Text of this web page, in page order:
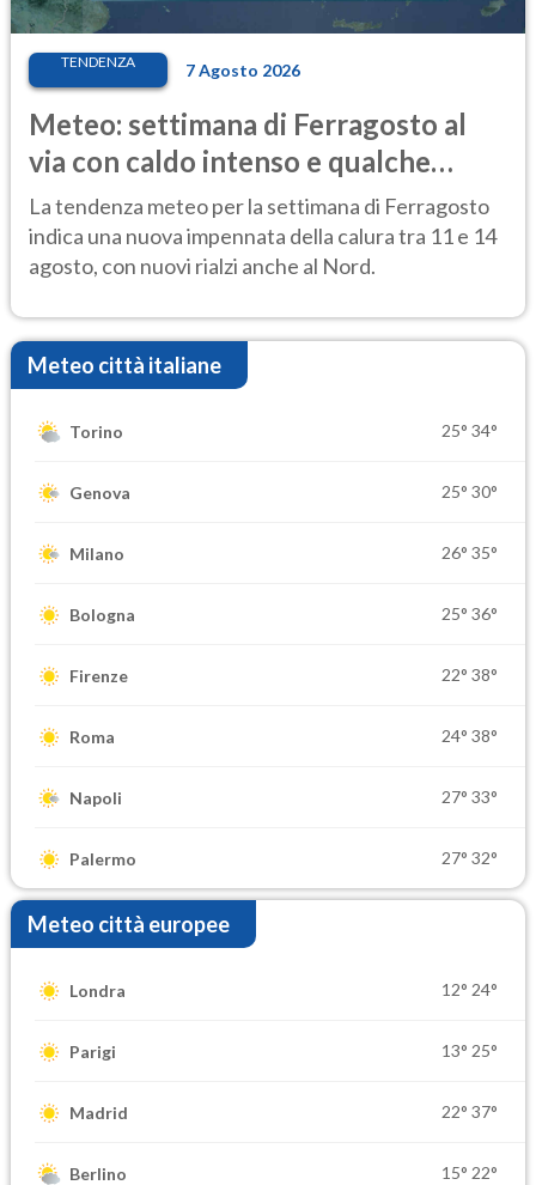
TENDENZA 7 Agosto 2026
Meteo: settimana di Ferragosto al
via con caldo intenso e qualche
temporale
La tendenza meteo per la settimana di Ferragosto
indica una nuova impennata della calura tra 11 e 14
agosto, con nuovi rialzi anche al Nord.
Meteo città italiane
Torino 25° 34°
Genova 25° 30°
Milano 26° 35°
Bologna 25° 36°
Firenze 22° 38°
Roma 24° 38°
Napoli 27° 33°
Palermo 27° 32°
Meteo città europee
Londra 12° 24°
Parigi 13° 25°
Madrid 22° 37°
Berlino 15° 22°